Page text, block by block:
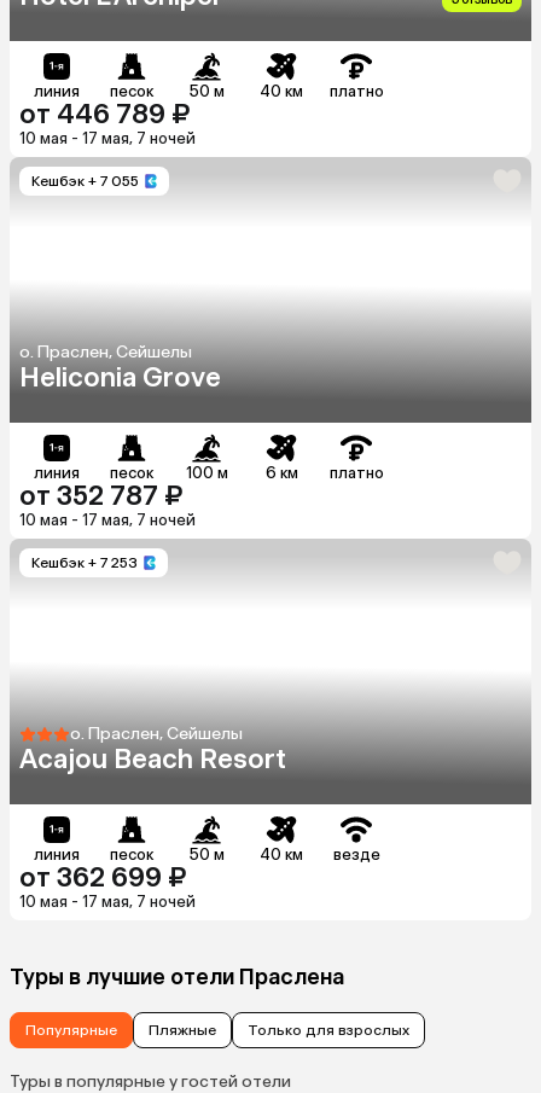
линия песок 50 м 40 км платно
от 446 789 ₽
10 мая - 17 мая, 7 ночей
Кешбэк + 7 055
о. Праслен, Сейшелы
Heliconia Grove
линия песок 100 м 6 км платно
от 352 787 ₽
10 мая - 17 мая, 7 ночей
Кешбэк + 7 253
о. Праслен, Сейшелы
Acajou Beach Resort
линия песок 50 м 40 км везде
от 362 699 ₽
10 мая - 17 мая, 7 ночей
Туры в лучшие отели Праслена
Популярные Пляжные Только для взрослых
Туры в популярные у гостей отели